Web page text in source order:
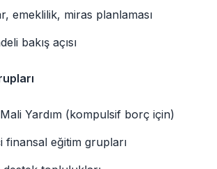
emeklilik, miras planlaması
bakış açısı
Yardım (kompulsif borç için)
finansal eğitim grupları